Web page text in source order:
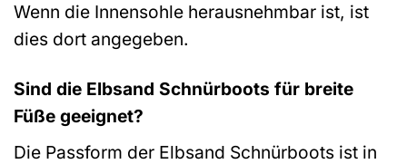
Wenn die Innensohle herausnehmbar ist, ist
dies dort angegeben.
Sind die Elbsand Schnürboots für breite
Füße geeignet?
Die Passform der Elbsand Schnürboots ist in